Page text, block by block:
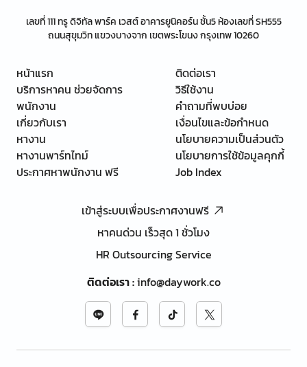
เลขที่ 111 ทรู ดิจิทัล พาร์ค เวสต์ อาคารยูนิคอร์น ชั้น5 ห้องเลขที่ SH555
ถนนสุขุมวิท แขวงบางจาก เขตพระโขนง กรุงเทพ 10260
หน้าแรก
บริการหาคน ช่วยจัดการ
พนักงาน
เกี่ยวกับเรา
หางาน
หางานพาร์ทไทม์
ประกาศหาพนักงาน ฟรี
ติดต่อเรา
วิธีใช้งาน
คำถามที่พบบ่อย
เงื่อนไขและข้อกำหนด
นโยบายความเป็นส่วนตัว
นโยบายการใช้ข้อมูลคุกกี้
Job Index
เข้าสู่ระบบเพื่อประกาศงานฟรี
หาคนด่วน เร็วสุด 1 ชั่วโมง
HR Outsourcing Service
ติดต่อเรา:info@daywork.co